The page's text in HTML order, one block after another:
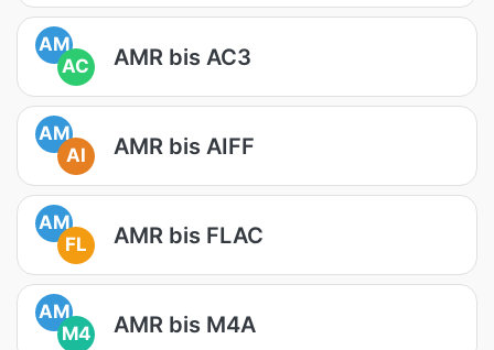
AM
AC
AMR bis AC3
AM
AI
AMR bis AIFF
AM
FL
AMR bis FLAC
AM
M4
AMR bis M4A